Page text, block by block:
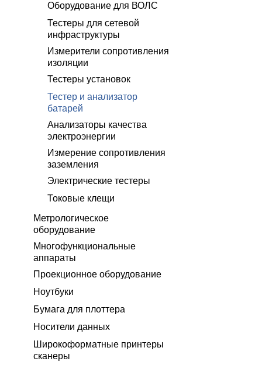
Оборудование для ВОЛС
Тестеры для сетевой
инфраструктуры
Измерители сопротивления
изоляции
Тестеры установок
Тестер и анализатор
батарей
Анализаторы качества
электроэнергии
Измерение сопротивления
заземления
Электрические тестеры
Токовые клещи
Метрологическое
оборудование
Многофункциональные
аппараты
Проекционное оборудование
Ноутбуки
Бумага для плоттера
Носители данных
Широкоформатные принтеры
сканеры